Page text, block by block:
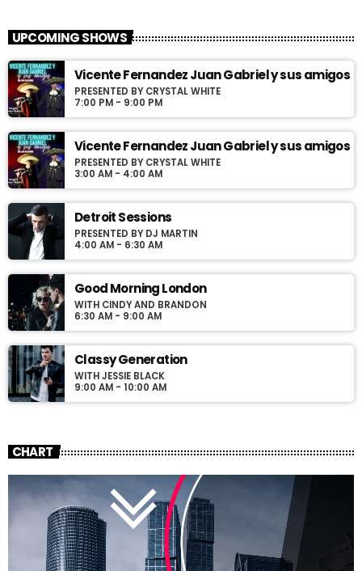
Presented by Crystal White
Programa con los exitos de Vicente Fernandez y Juan Gabriel
conducido por Jose Villaseñor desde Las Vegas Nevada
UPCOMING SHOWS
Vicente Fernandez Juan Gabriel y sus amigos
PRESENTED BY CRYSTAL WHITE
7:00 PM - 9:00 PM
Vicente Fernandez Juan Gabriel y sus amigos
PRESENTED BY CRYSTAL WHITE
3:00 AM - 4:00 AM
Detroit Sessions
PRESENTED BY DJ MARTIN
4:00 AM - 6:30 AM
Good Morning London
WITH CINDY AND BRANDON
6:30 AM - 9:00 AM
Classy Generation
WITH JESSIE BLACK
9:00 AM - 10:00 AM
CHART